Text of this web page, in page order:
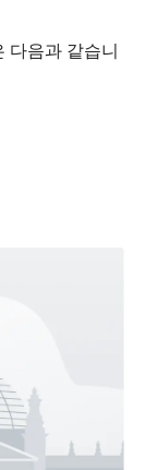
다음과 같습니